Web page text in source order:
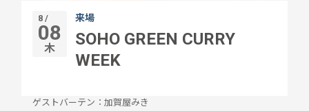
8 /
08
木
来場
SOHO GREEN CURRY
WEEK
ゲストバーテン：加賀屋みき